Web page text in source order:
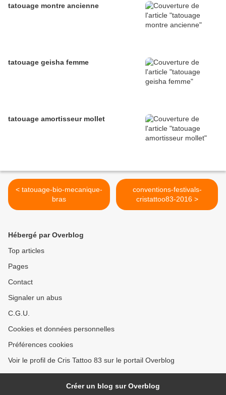
tatouage montre ancienne
tatouage geisha femme
tatouage amortisseur mollet
< tatouage-bio-mecanique-
bras
conventions-festivals-
cristattoo83-2016 >
Hébergé par Overblog
Top articles
Pages
Contact
Signaler un abus
C.G.U.
Cookies et données personnelles
Préférences cookies
Voir le profil de Cris Tattoo 83 sur le portail Overblog
Créer un blog sur Overblog